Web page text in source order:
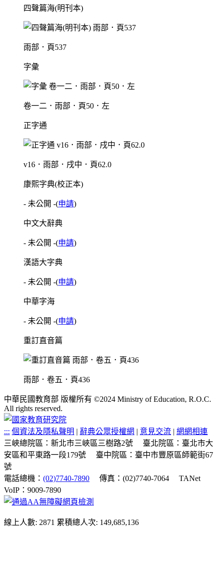
四聲篇海(明刊本)
雨部．頁537
字彙
卷一二．雨部．頁50．左
正字通
v16．雨部．戌中．頁62.0
康熙字典(校正本)
- 未公開 -(申請)
中文大辭典
- 未公開 -(申請)
漢語大字典
- 未公開 -(申請)
中華字海
- 未公開 -(申請)
重訂直音篇
雨部．卷五．頁436
中華民國教育部 版權所有 ©2024 Ministry of Education, R.O.C.
All rights reserved.
::: 個資法及隱私聲明 | 辭典公眾授權網 | 意見交流 | 網網相連
三峽總院區：新北市三峽區三樹路2號
臺北院區：臺北市大
安區和平東路一段179號
臺中院區：臺中市豐原區師範街67
號
電話總機： (02)7740-7890 傳真：(02)7740-7064
TANet
VoIP：9009-7890
線上人數: 2871 累積總人次: 149,685,136